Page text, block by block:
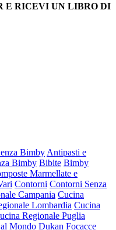
E RICEVI UN LIBRO DI
Bimby Antipasti e
Bimby Bibite Bimby
Marmellate e
Contorni Contorni Senza
Campania Cucina
Lombardia Cucina
Regionale Puglia
Mondo Dukan Focacce